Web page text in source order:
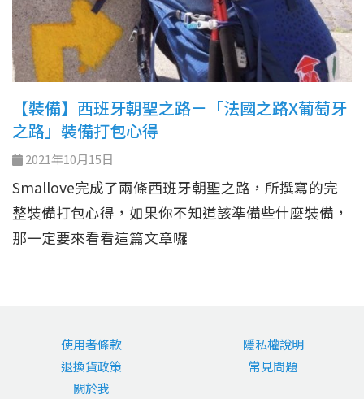
【裝備】西班牙朝聖之路－「法國之路X葡萄牙
之路」裝備打包心得
2021年10月15日
Smallove完成了兩條西班牙朝聖之路，所撰寫的完
整裝備打包心得，如果你不知道該準備些什麼裝備，
那一定要來看看這篇文章囉
使用者條款
隱私權說明
退換貨政策
常見問題
關於我